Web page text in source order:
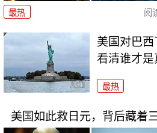
最热 阅
美国对巴
看清谁才是
最热
美国如此救日元，背后藏着